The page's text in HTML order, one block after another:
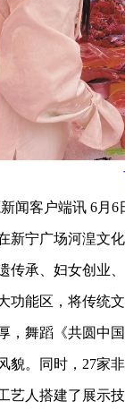
客户端讯 6月6
新宁广场河湟文
承、妇女创业、
功能区，将传统
，舞蹈《共圆中
貌。同时，27家
艺人搭建了展示